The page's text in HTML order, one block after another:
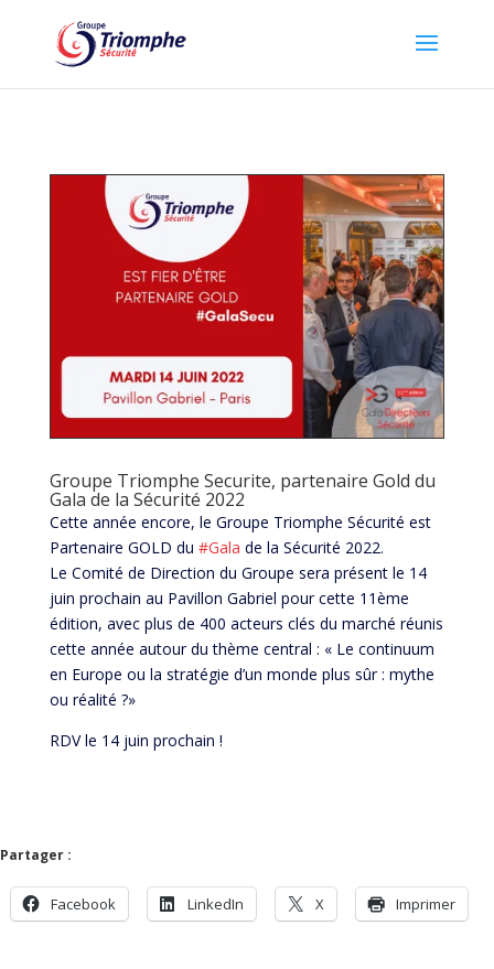
Groupe Triomphe Securite, partenaire Gold du
Gala de la Sécurité 2022
Cette année encore, le Groupe Triomphe Sécurité est
Partenaire GOLD du #Gala de la Sécurité 2022.
Le Comité de Direction du Groupe sera présent le 14
juin prochain au Pavillon Gabriel pour cette 11ème
édition, avec plus de 400 acteurs clés du marché réunis
cette année autour du thème central : « Le continuum
en Europe ou la stratégie d’un monde plus sûr : mythe
ou réalité ?»
RDV le 14 juin prochain !
Partager :
Facebook LinkedIn X Imprimer